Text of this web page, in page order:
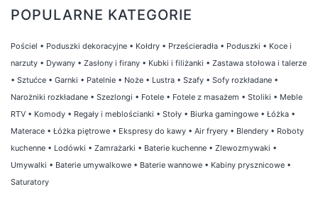
POPULARNE KATEGORIE
Pościel • Poduszki dekoracyjne • Kołdry • Prześcieradła • Poduszki • Koce i
narzuty • Dywany • Zasłony i firany • Kubki i filiżanki • Zastawa stołowa i talerze
• Sztućce • Garnki • Patelnie • Noże • Lustra • Szafy • Sofy rozkładane •
Narożniki rozkładane • Szezlongi • Fotele • Fotele z masażem • Stoliki • Meble
RTV • Komody • Regały i meblościanki • Stoły • Biurka gamingowe • Łóżka •
Materace • Łóżka piętrowe • Ekspresy do kawy • Air fryery • Blendery • Roboty
kuchenne • Lodówki • Zamrażarki • Baterie kuchenne • Zlewozmywaki •
Umywalki • Baterie umywalkowe • Baterie wannowe • Kabiny prysznicowe •
Saturatory